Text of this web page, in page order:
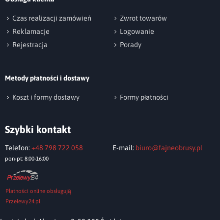
Wyślij opinię
Czas realizacji zamówień
Zwrot towarów
Reklamacje
Logowanie
Rejestracja
Porady
Metody płatności i dostawy
Koszt i formy dostawy Formy płatności
Szybki kontakt
Telefon: +48 798 722 058
pon-pt: 8:00-16:00
E-mail: biuro@fajneobrusy.pl
Płatności online obsługują
Przelewy24.pl